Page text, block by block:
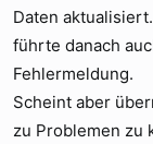
Daten
führte danach
Fehlermeldung.
Scheint aber
zu Problemen zu